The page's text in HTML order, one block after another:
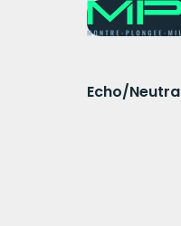
Echo/Neutra